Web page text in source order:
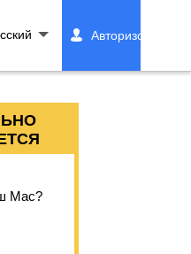
Авторизоваться
Mac?